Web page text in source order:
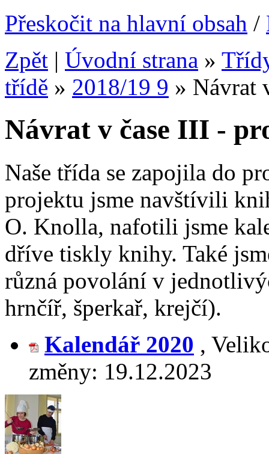
Přeskočit na hlavní obsah /
Zpět | Úvodní strana »
třídě » 2018/19 9 » Návrat
Návrat v čase III -
Naše třída se zapojila do
projektu jsme navštívili
O. Knolla, nafotili jsme
dříve tiskly knihy. Také
různá povolání v
hrnčíř, šperkař, krejčí).
Kalendář 2020 ,
změny: 19.12.2023